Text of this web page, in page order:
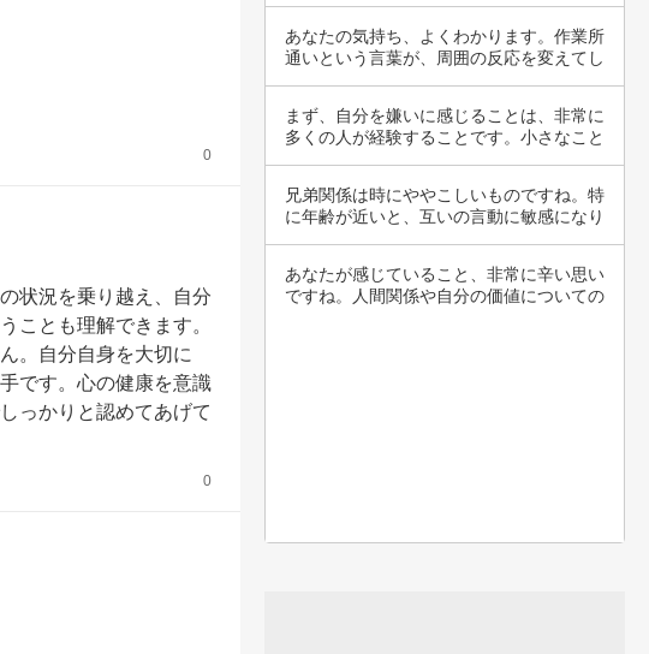
0
状況を乗り越え、自分
ことも理解できます。
。自分自身を大切に
です。心の健康を意識
っかりと認めてあげて
0
あなたの気持ち、よくわかります。作業所
通いという言葉が、周囲の反応を変えてし
まず、自分を嫌いに感じることは、非常に
多くの人が経験することです。小さなこと
兄弟関係は時にややこしいものですね。特
に年齢が近いと、互いの言動に敏感になり
あなたが感じていること、非常に辛い思い
ですね。人間関係や自分の価値についての